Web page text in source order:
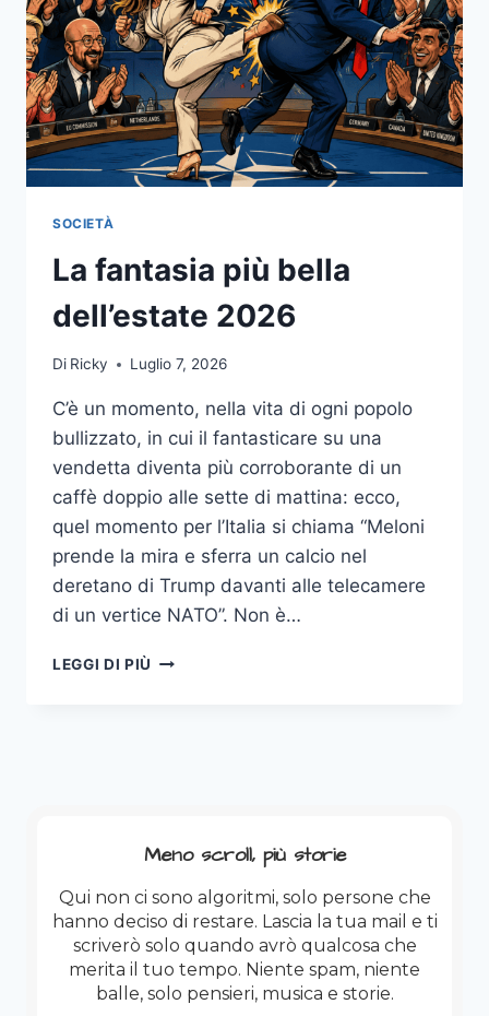
SOCIETÀ
La fantasia più bella
dell’estate 2026
Di Ricky Luglio 7, 2026
C’è un momento, nella vita di ogni popolo
bullizzato, in cui il fantasticare su una
vendetta diventa più corroborante di un
caffè doppio alle sette di mattina: ecco,
quel momento per l’Italia si chiama “Meloni
prende la mira e sferra un calcio nel
deretano di Trump davanti alle telecamere
di un vertice NATO”. Non è…
LEGGI DI PIÙ LA
Meno scroll, più storie
Qui non ci sono algoritmi, solo persone che
hanno deciso di restare. Lascia la tua mail e ti
scriverò solo quando avrò qualcosa che
merita il tuo tempo. Niente spam, niente
balle, solo pensieri, musica e storie.